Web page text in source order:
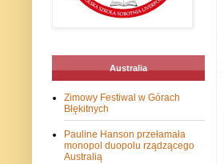
Australia
Zimowy Festiwal w Górach
Błękitnych
Pauline Hanson przełamała
monopol duopolu rządzącego
Australią